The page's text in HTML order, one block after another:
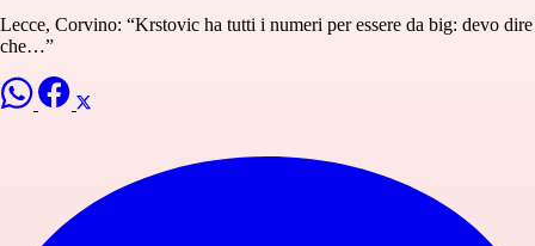
Lecce, Corvino: “Krstovic ha tutti i numeri per essere da big: devo dire
che…”